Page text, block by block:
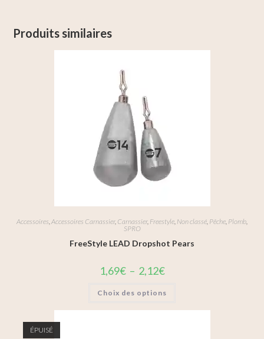
Produits similaires
Accessoires Accessoires Carnassier, Carnassier, Freestyle Non classé Pêche Plomb
SPRO
FreeStyle LEAD Dropshot Pears
1,69€ – 2,12€
Choix des options
ÉPUISÉ